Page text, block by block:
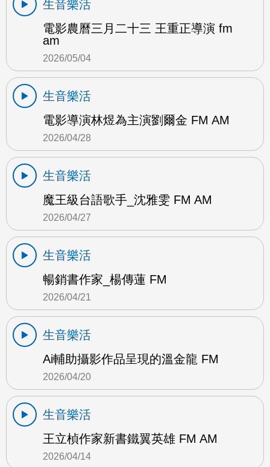
生音樂活
電影農曆三月二十三 王重正導演 fm
am
2026/05/04
生音樂活
電影導演林煜為主演劉爾金 FM AM
2026/04/28
生音樂活
魔王級台語歌手_沈雅雯 FM AM
2026/04/27
生音樂活
暢銷書作家_楊傳蓮 FM
2026/04/21
生音樂活
Ai輔助攝影作品呈現的溫金龍 FM
2026/04/20
生音樂活
王立楨作家新書鐵翼英雄 FM AM
2026/04/14